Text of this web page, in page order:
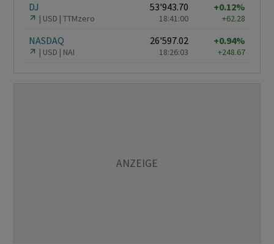
DJ
USD TTMzero
53'943.70
18:41:00
+0.12%
+62.28
NASDAQ
USD NAI
26'597.02
18:26:03
+0.94%
+248.67